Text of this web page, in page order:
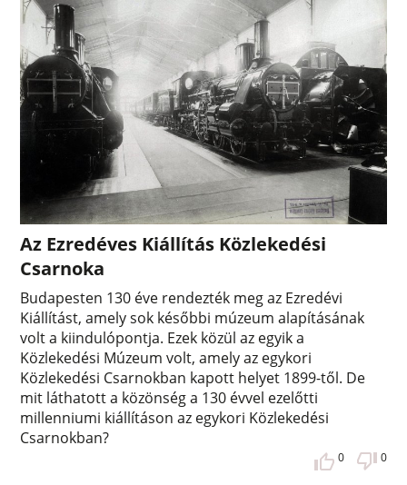
Az Ezredéves Kiállítás Közlekedési
Csarnoka
Budapesten 130 éve rendezték meg az Ezredévi
Kiállítást, amely sok későbbi múzeum alapításának
volt a kiindulópontja. Ezek közül az egyik a
Közlekedési Múzeum volt, amely az egykori
Közlekedési Csarnokban kapott helyet 1899-től. De
mit láthatott a közönség a 130 évvel ezelőtti
millenniumi kiállításon az egykori Közlekedési
Csarnokban?
0 0